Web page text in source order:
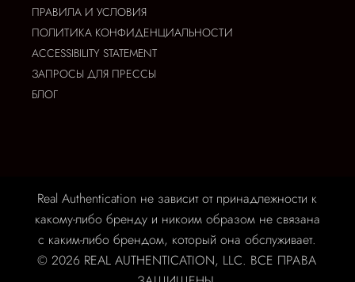
ПРАВИЛА И УСЛОВИЯ
ПОЛИТИКА КОНФИДЕНЦИАЛЬНОСТИ
ACCESSIBILITY STATEMENT
ЗАПРОСЫ ДЛЯ ПРЕССЫ
БЛОГ
Real Authentication не зависит от принадлежности к
какому-либо бренду и никоим образом не связана
с каким-либо брендом, который она обслуживает.
© 2026 REAL AUTHENTICATION, LLC. ВСЕ ПРАВА